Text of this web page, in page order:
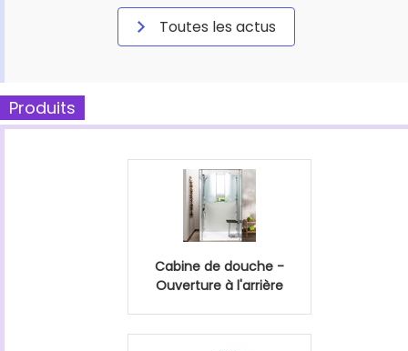
Toutes les actus
Produits
Cabine de douche -
Ouverture à l'arrière